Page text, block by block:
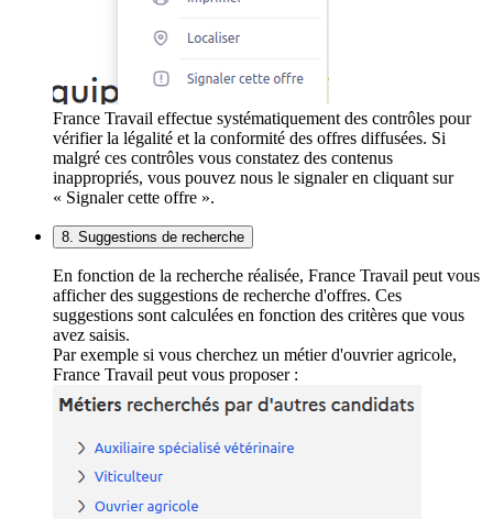
France Travail effectue systématiquement des contrôles pour
vérifier la légalité et la conformité des offres diffusées. Si
malgré ces contrôles vous constatez des contenus
inappropriés, vous pouvez nous le signaler en cliquant sur
« Signaler cette offre ».
8. Suggestions de recherche
En fonction de la recherche réalisée, France Travail peut vous
afficher des suggestions de recherche d'offres. Ces
suggestions sont calculées en fonction des critères que vous
avez saisis.
Par exemple si vous cherchez un métier d'ouvrier agricole,
France Travail peut vous proposer :